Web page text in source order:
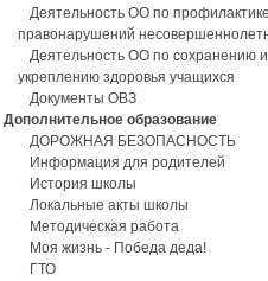
Деятельность ОО по профилактике
правонарушений
Деятельность ОО по сохранению и
укреплению здоровья учащихся
Документы ОВЗ
Дополнительное образование
ДОРОЖНАЯ БЕЗОПАСНОСТЬ
Информация для родителей
История школы
Локальные акты школы
Методическая работа
Моя жизнь - Победа деда!
ГТО